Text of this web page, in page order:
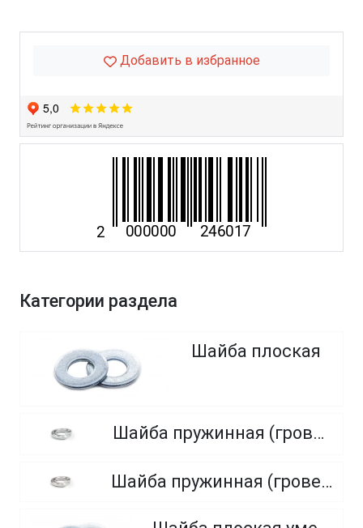
Добавить в избранное
Категории раздела
Шайба плоская
Шайба пружинная (гровер), нормальный, тяжелый, легкий
Шайба пружинная (гровер) из нержавеющей стали A1, A2, A4